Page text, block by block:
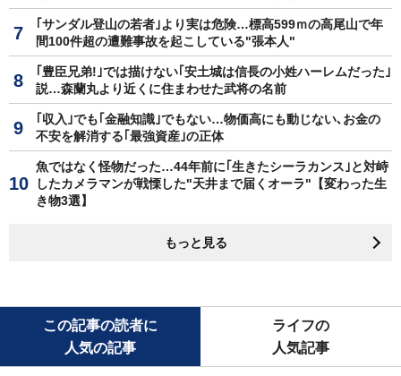
｢サンダル登山の若者｣より実は危険…標高599ｍの高尾山で年
間100件超の遭難事故を起こしている"張本人"
｢豊臣兄弟!｣では描けない｢安土城は信長の小姓ハーレムだった｣
説…森蘭丸より近くに住まわせた武将の名前
｢収入｣でも｢金融知識｣でもない…物価高にも動じない､お金の
不安を解消する｢最強資産｣の正体
魚ではなく怪物だった…44年前に｢生きたシーラカンス｣と対峙
したカメラマンが戦慄した"天井まで届くオーラ"【変わった生
き物3選】
もっと見る
この記事の読者に
人気の記事
ライフの
人気記事